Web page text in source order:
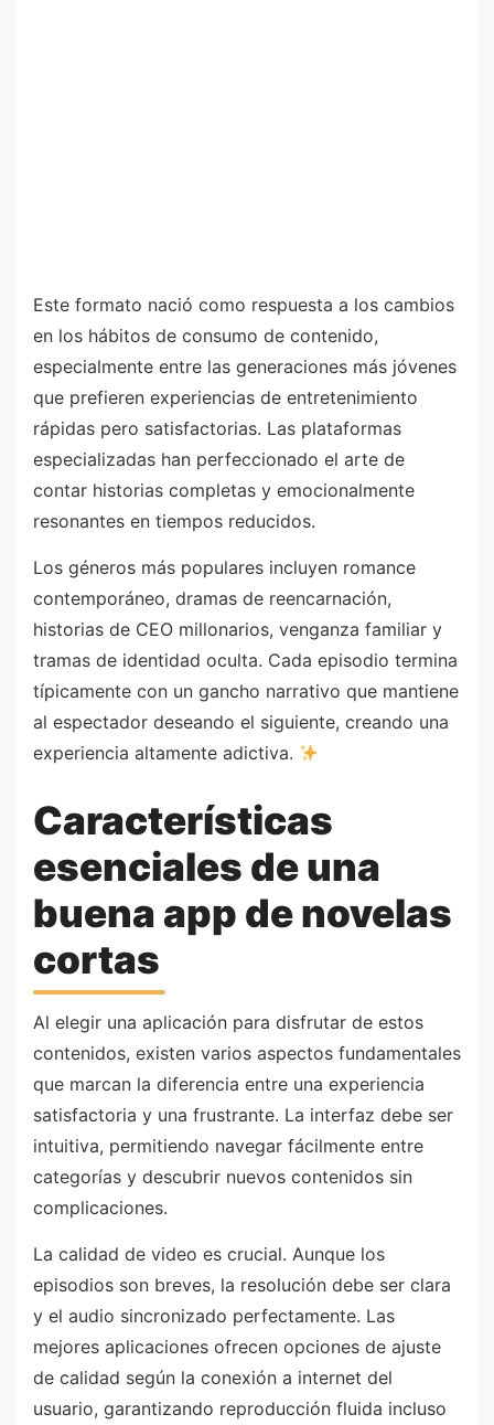
Este formato nació como respuesta a los cambios
en los hábitos de consumo de contenido,
especialmente entre las generaciones más jóvenes
que prefieren experiencias de entretenimiento
rápidas pero satisfactorias. Las plataformas
especializadas han perfeccionado el arte de
contar historias completas y emocionalmente
resonantes en tiempos reducidos.
Los géneros más populares incluyen romance
contemporáneo, dramas de reencarnación,
historias de CEO millonarios, venganza familiar y
tramas de identidad oculta. Cada episodio termina
típicamente con un gancho narrativo que mantiene
al espectador deseando el siguiente, creando una
experiencia altamente adictiva.
Características
esenciales de una
buena app de novelas
cortas
Al elegir una aplicación para disfrutar de estos
contenidos, existen varios aspectos fundamentales
que marcan la diferencia entre una experiencia
satisfactoria y una frustrante. La interfaz debe ser
intuitiva, permitiendo navegar fácilmente entre
categorías y descubrir nuevos contenidos sin
complicaciones.
La calidad de video es crucial. Aunque los
episodios son breves, la resolución debe ser clara
y el audio sincronizado perfectamente. Las
mejores aplicaciones ofrecen opciones de ajuste
de calidad según la conexión a internet del
usuario, garantizando reproducción fluida incluso